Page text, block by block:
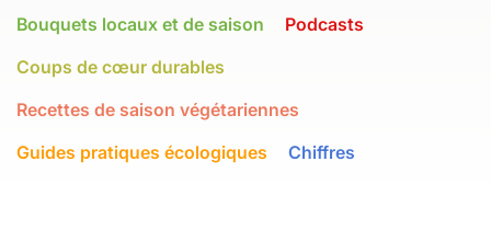
Bouquets locaux et de saison
Podcasts
Coups de cœur durables
Recettes de saison végétariennes
Guides pratiques écologiques
Chiffres